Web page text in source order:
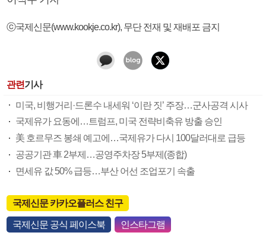
ⓒ국제신문(www.kookje.co.kr), 무단 전재 및 재배포 금지
관련기사
미국, 비행거리·드론수 내세워 ‘이란 짓’ 주장…군사공격 시사
국제유가 요동에…트럼프, 미국 전략비축유 방출 승인
美 호르무즈 봉쇄 예고에…국제유가 다시 100달러대로 급등
공공기관 車 2부제…공영주차장 5부제(종합)
면세유 값 50% 급등…부산 어선 조업포기 속출
국제신문 카카오플러스 친구
국제신문 공식 페이스북 인스타그램